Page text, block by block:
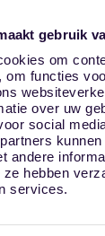
gebruik
om
om functies
over uw
social
andere
hebben
services.
- 0161611